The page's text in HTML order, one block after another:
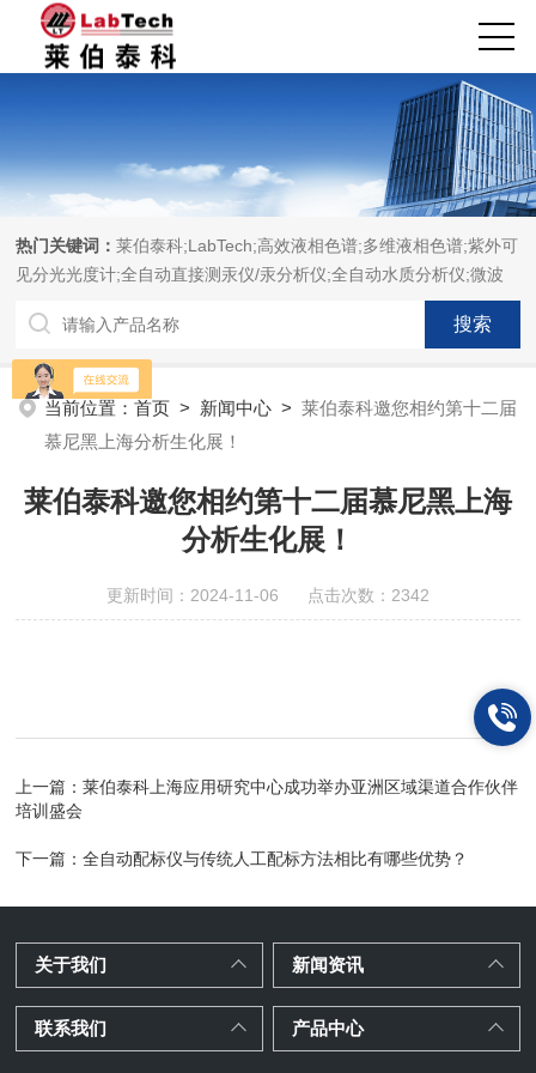
热门关键词：莱伯泰科;LabTech;高效液相色谱;多维液相色谱;紫外可
见分光光度计;全自动直接测汞仪/汞分析仪;全自动水质分析仪;微波
消解萃取系统;微波合成系统;微波灰化磺化系统;全自动固相萃取系
统;Dryvap全自动溶剂蒸发系统;激光固体烧蚀进样系统;循环水冷却
器;电热消解仪;微控数显电热板;光波加热仪;磁力搅拌器;分析仪器;实
验室设备;样品前处理仪器;实验室信息管理系统（LIMS;超净实验室
设计与工程;通风柜;化学安全柜;AAICPICP-MSUV-VISHPLC耗材和
配件
当前位置：首页 > 新闻中心 >莱伯泰科邀您相约第十二届
慕尼黑上海分析生化展！
莱伯泰科邀您相约第十二届慕尼黑上海
分析生化展！
更新时间：2024-11-06 点击次数：2342
上一篇：莱伯泰科上海应用研究中心成功举办亚洲区域渠道合作伙伴
培训盛会
下一篇：全自动配标仪与传统人工配标方法相比有哪些优势？
关于我们 新闻资讯
联系我们 产品中心